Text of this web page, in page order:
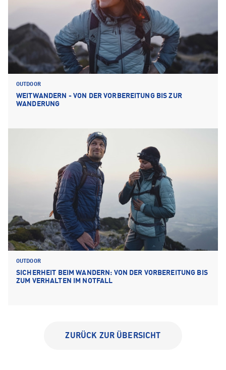
OUTDOOR
WEITWANDERN - VON DER VORBEREITUNG BIS ZUR
WANDERUNG
OUTDOOR
SICHERHEIT BEIM WANDERN: VON DER VORBEREITUNG BIS
ZUM VERHALTEN IM NOTFALL
ZURÜCK ZUR ÜBERSICHT